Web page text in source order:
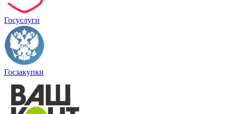
Госуслуги
Госзакупки